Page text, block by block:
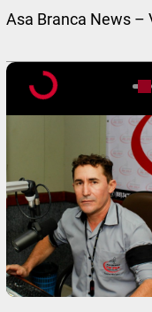
Asa Branca News –